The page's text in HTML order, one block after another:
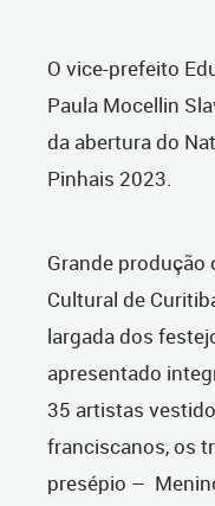
O vice-prefeito
Paula Mocellin
da abertura do
Pinhais 2023.
Grande produção
Cultural de
largada dos
apresentado
35 artistas
franciscanos, os
presépio –